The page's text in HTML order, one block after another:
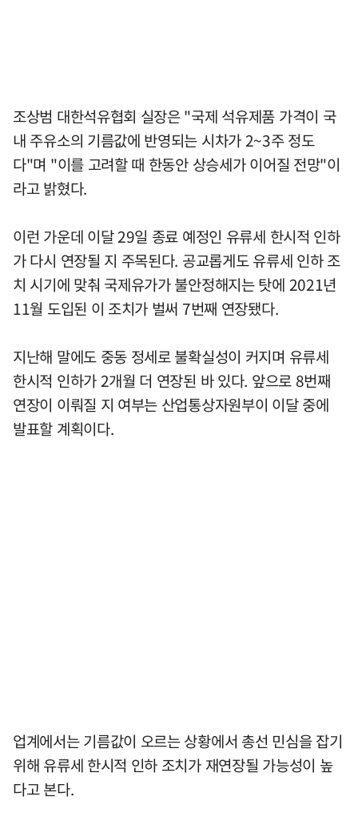
조상범 대한석유협회 실장은 "국제 석유제품 가격이 국
내 주유소의 기름값에 반영되는 시차가 2~3주 정도
다"며 "이를 고려할 때 한동안 상승세가 이어질 전망"이
라고 밝혔다.
이런 가운데 이달 29일 종료 예정인 유류세 한시적 인하
가 다시 연장될 지 주목된다. 공교롭게도 유류세 인하 조
치 시기에 맞춰 국제유가가 불안정해지는 탓에 2021년
11월 도입된 이 조치가 벌써 7번째 연장됐다.
지난해 말에도 중동 정세로 불확실성이 커지며 유류세
한시적 인하가 2개월 더 연장된 바 있다. 앞으로 8번째
연장이 이뤄질 지 여부는 산업통상자원부이 이달 중에
발표할 계획이다.
업계에서는 기름값이 오르는 상황에서 총선 민심을 잡기
위해 유류세 한시적 인하 조치가 재연장될 가능성이 높
다고 본다.